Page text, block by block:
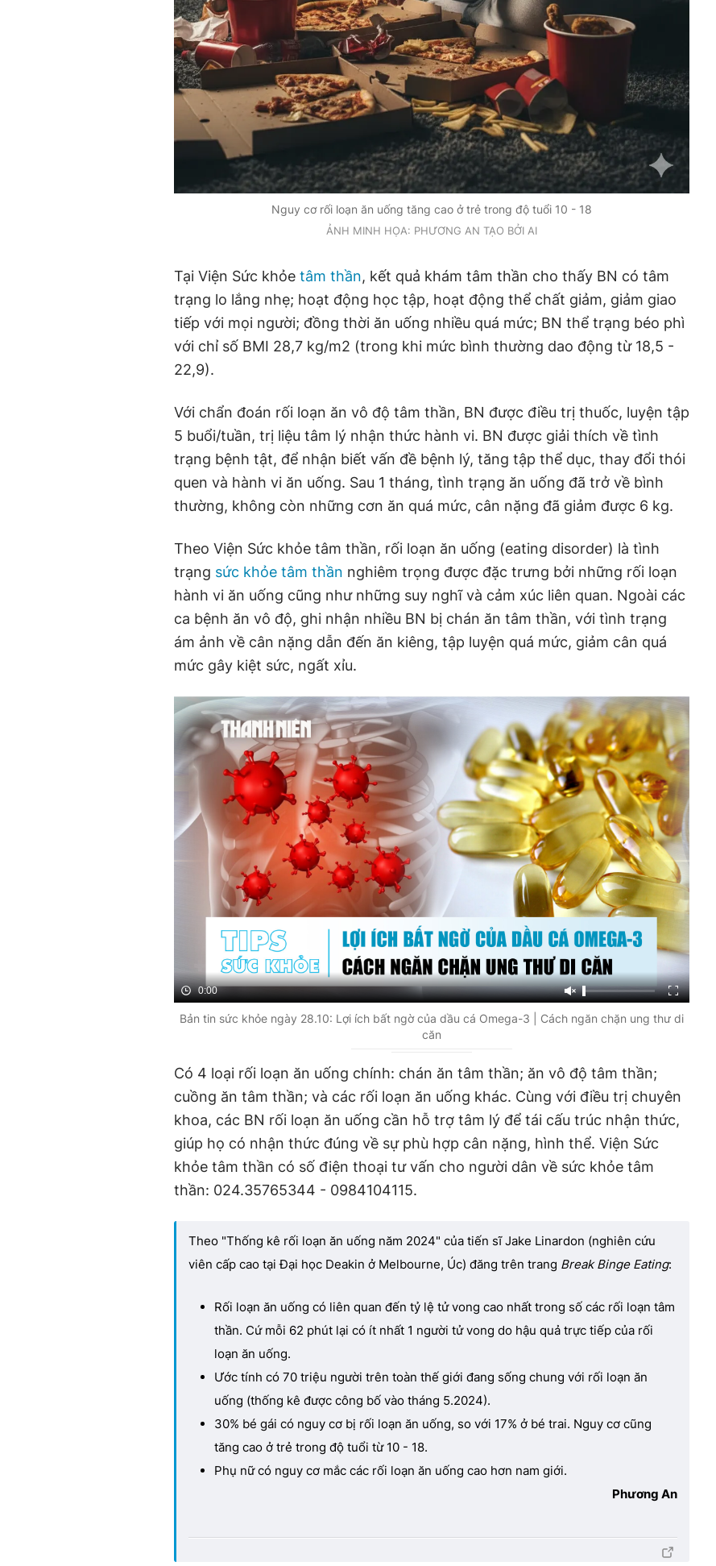
Nguy cơ rối loạn ăn uống tăng cao ở trẻ trong độ tuổi 10 - 18
ẢNH MINH HỌA: PHƯƠNG AN TẠO BỞI AI
Tại Viện Sức khỏe tâm thần, kết quả khám tâm thần cho thấy BN có tâm
trạng lo lắng nhẹ; hoạt động học tập, hoạt động thể chất giảm, giảm giao
tiếp với mọi người; đồng thời ăn uống nhiều quá mức; BN thể trạng béo phì
với chỉ số BMI 28,7 kg/m2 (trong khi mức bình thường dao động từ 18,5 -
22,9).
Với chẩn đoán rối loạn ăn vô độ tâm thần, BN được điều trị thuốc, luyện tập
5 buổi/tuần, trị liệu tâm lý nhận thức hành vi. BN được giải thích về tình
trạng bệnh tật, để nhận biết vấn đề bệnh lý, tăng tập thể dục, thay đổi thói
quen và hành vi ăn uống. Sau 1 tháng, tình trạng ăn uống đã trở về bình
thường, không còn những cơn ăn quá mức, cân nặng đã giảm được 6 kg.
Theo Viện Sức khỏe tâm thần, rối loạn ăn uống (eating disorder) là tình
trạng sức khỏe tâm thần nghiêm trọng được đặc trưng bởi những rối loạn
hành vi ăn uống cũng như những suy nghĩ và cảm xúc liên quan. Ngoài các
ca bệnh ăn vô độ, ghi nhận nhiều BN bị chán ăn tâm thần, với tình trạng
ám ảnh về cân nặng dẫn đến ăn kiêng, tập luyện quá mức, giảm cân quá
mức gây kiệt sức, ngất xỉu.
0:00
Bản tin sức khỏe ngày 28.10: Lợi ích bất ngờ của dầu cá Omega-3 | Cách ngăn chặn ung thư di
căn
Có 4 loại rối loạn ăn uống chính: chán ăn tâm thần; ăn vô độ tâm thần;
cuồng ăn tâm thần; và các rối loạn ăn uống khác. Cùng với điều trị chuyên
khoa, các BN rối loạn ăn uống cần hỗ trợ tâm lý để tái cấu trúc nhận thức,
giúp họ có nhận thức đúng về sự phù hợp cân nặng, hình thể. Viện Sức
khỏe tâm thần có số điện thoại tư vấn cho người dân về sức khỏe tâm
thần: 024.35765344 - 0984104115.
Theo "Thống kê rối loạn ăn uống năm 2024" của tiến sĩ Jake Linardon (nghiên cứu
viên cấp cao tại Đại học Deakin ở Melbourne, Úc) đăng trên trang Break Binge Eating:
Rối loạn ăn uống có liên quan đến tỷ lệ tử vong cao nhất trong số các rối loạn tâm
thần. Cứ mỗi 62 phút lại có ít nhất 1 người tử vong do hậu quả trực tiếp của rối
loạn ăn uống.
Ước tính có 70 triệu người trên toàn thế giới đang sống chung với rối loạn ăn
uống (thống kê được công bố vào tháng 5.2024).
30% bé gái có nguy cơ bị rối loạn ăn uống, so với 17% ở bé trai. Nguy cơ cũng
tăng cao ở trẻ trong độ tuổi từ 10 - 18.
Phụ nữ có nguy cơ mắc các rối loạn ăn uống cao hơn nam giới.
Phương An